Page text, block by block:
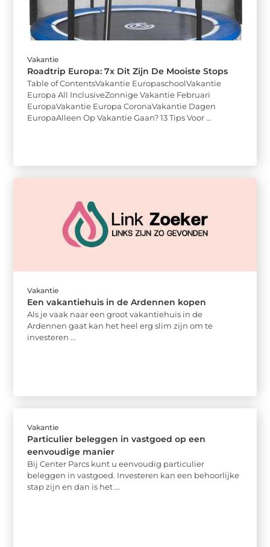
Vakantie
Roadtrip Europa: 7x Dit Zijn De Mooiste Stops
Table of ContentsVakantie EuropaschoolVakantie
Europa All InclusiveZonnige Vakantie Februari
EuropaVakantie Europa CoronaVakantie Dagen
EuropaAlleen Op Vakantie Gaan? 13 Tips Voor ...
Vakantie
Een vakantiehuis in de Ardennen kopen
Als je vaak naar een groot vakantiehuis in de
Ardennen gaat kan het heel erg slim zijn om te
investeren ...
Vakantie
Particulier beleggen in vastgoed op een
eenvoudige manier
Bij Center Parcs kunt u eenvoudig particulier
beleggen in vastgoed. Investeren kan een behoorlijke
stap zijn en dan is het ...